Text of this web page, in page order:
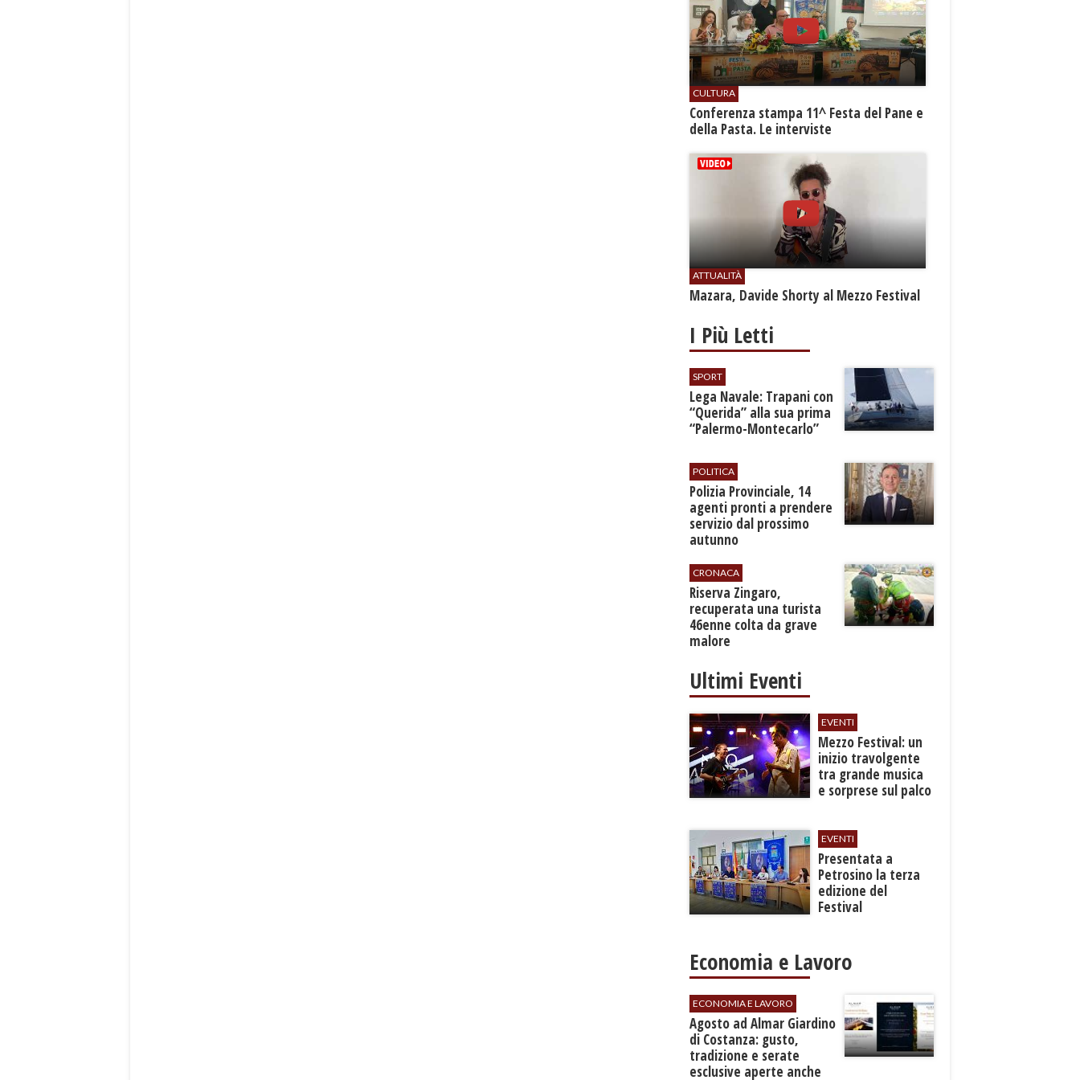
CULTURA
Conferenza stampa 11^ Festa del Pane e
della Pasta. Le interviste
ATTUALITÀ
Mazara, Davide Shorty al Mezzo Festival
I Più Letti
SPORT
​Lega Navale: Trapani con
“Querida” alla sua prima
“Palermo-Montecarlo”
POLITICA
​Polizia Provinciale, 14
agenti pronti a prendere
servizio dal prossimo
autunno
CRONACA
​Riserva Zingaro,
recuperata una turista
46enne colta da grave
malore
Ultimi Eventi
EVENTI
Mezzo Festival: un
inizio travolgente
tra grande musica
e sorprese sul palco
EVENTI
Presentata a
Petrosino la terza
edizione del
Festival
"Voci dal
Mediterraneo"
Economia e Lavoro
ECONOMIA E LAVORO
Agosto ad Almar Giardino
di Costanza: gusto,
tradizione e serate
esclusive aperte anche